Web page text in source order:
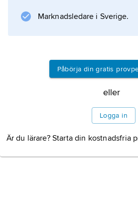
Marknadsledare i Sverige.
Påbörja din gratis
eller
Logga in
Är du lärare? Starta din kostnadsfria